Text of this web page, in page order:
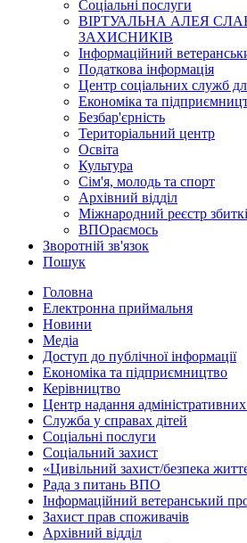
Соціальні послуги
ВІРТУАЛЬНА АЛЕЯ
ЗАХИСНИКІВ
Інформаційний
Податкова інформація
Центр соціальних служб
Економіка та
Безбар'єрність
Територіальний центр
Освіта
Культура
Сім'я, молодь та спорт
Архівний відділ
Міжнародний реєстр
ВПОраємось
Зворотній зв'язок
Пошук
Головна
Електронна приймальня
Новини
Медіа
Доступ до публічної інформації
Економіка та підприємництво
Керівництво
Центр надання
Служба у справах дітей
Соціальні послуги
Соціальний захист
«Цивільний захист/безпека
Рада з питань ВПО
Інформаційний ветеранський
Захист прав споживачів
Архівний відділ